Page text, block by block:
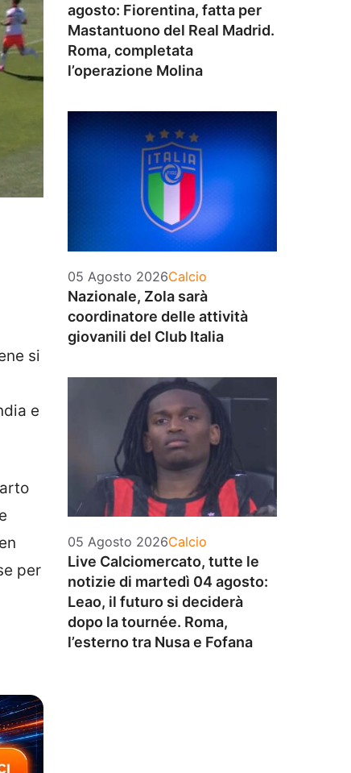
si
e
per
agosto: Fiorentina, fatta per
Mastantuono del Real Madrid.
Roma, completata
l’operazione Molina
05 Agosto 2026Categorie
Calcio
Nazionale, Zola sarà
coordinatore delle attività
giovanili del Club Italia
05 Agosto 2026Categorie
Calcio
Live Calciomercato, tutte le
notizie di martedì 04 agosto:
Leao, il futuro si deciderà
dopo la tournée. Roma,
l’esterno tra Nusa e Fofana